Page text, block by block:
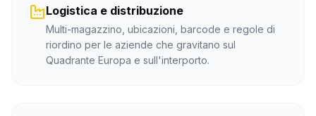
Logistica e distribuzione
Multi-magazzino, ubicazioni, barcode e regole di
riordino per le aziende che gravitano sul
Quadrante Europa e sull'interporto.